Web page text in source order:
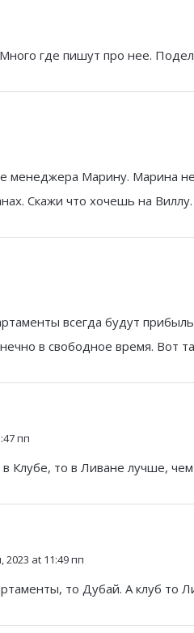
где пишут про нее.
менеджера Марину. Марина
Скажи что хочешь на
всегда будут
в свободное время. Вот
пп
Клубе, то в Ливане лучше,
2023 at 11:49 пп
то Дубай. А клуб то